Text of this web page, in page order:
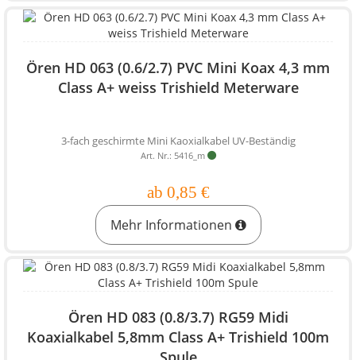
Ören HD 063 (0.6/2.7) PVC Mini Koax 4,3 mm
Class A+ weiss Trishield Meterware
3-fach geschirmte Mini Kaoxialkabel UV-Beständig
Art. Nr.: 5416_m
ab 0,85 €
Mehr Informationen
Ören HD 083 (0.8/3.7) RG59 Midi
Koaxialkabel 5,8mm Class A+ Trishield 100m